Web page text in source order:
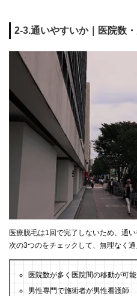
2-3.通いやすいか｜医院数
医療脱毛は1回で完了しないため、通い
次の3つのをチェックして、無理なく
医院数が多く医院間の移動が可能
男性専門で施術者が男性看護師